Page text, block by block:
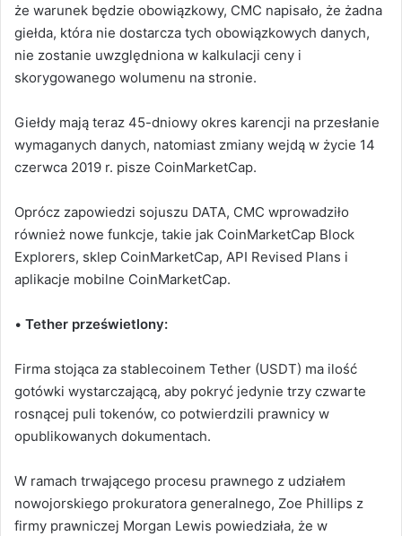
że warunek będzie obowiązkowy, CMC napisało, że żadna
giełda, która nie dostarcza tych obowiązkowych danych,
nie zostanie uwzględniona w kalkulacji ceny i
skorygowanego wolumenu na stronie.
Giełdy mają teraz 45-dniowy okres karencji na przesłanie
wymaganych danych, natomiast zmiany wejdą w życie 14
czerwca 2019 r. pisze CoinMarketCap.
Oprócz zapowiedzi sojuszu DATA, CMC wprowadziło
również nowe funkcje, takie jak CoinMarketCap Block
Explorers, sklep CoinMarketCap, API Revised Plans i
aplikacje mobilne CoinMarketCap.
• Tether prześwietlony:
Firma stojąca za stablecoinem Tether (USDT) ma ilość
gotówki wystarczającą, aby pokryć jedynie trzy czwarte
rosnącej puli tokenów, co potwierdzili prawnicy w
opublikowanych dokumentach.
W ramach trwającego procesu prawnego z udziałem
nowojorskiego prokuratora generalnego, Zoe Phillips z
firmy prawniczej Morgan Lewis powiedziała, że w